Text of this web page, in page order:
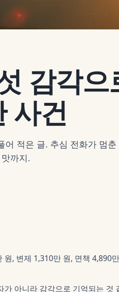
감각으
사건
적은 글. 추심 전화가 멈
까지.
, 변제 1,310만 원, 면책 4,890
아니라 감각으로 기억되는 것